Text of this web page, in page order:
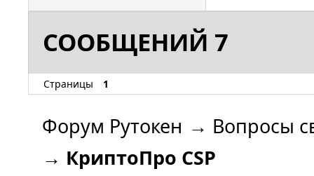
СООБЩЕНИЙ 7
Страницы 1
Форум Рутокен → Вопросы
→ КриптоПро CSP